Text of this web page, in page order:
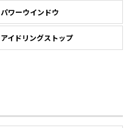
パワーウインドウ
アイドリングストップ